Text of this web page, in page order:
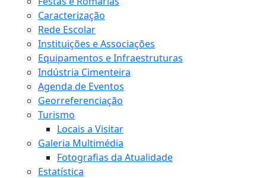
Caracterização
Rede Escolar
Instituições e Associações
Equipamentos e Infraestruturas
Indústria Cimenteira
Agenda de Eventos
Georreferenciação
Turismo
Locais a Visitar
Galeria Multimédia
Fotografias da Atualidade
Estatística